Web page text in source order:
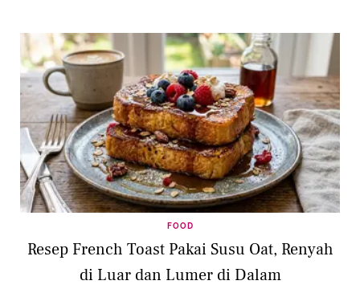
FOOD
Resep French Toast Pakai Susu Oat, Renyah
di Luar dan Lumer di Dalam